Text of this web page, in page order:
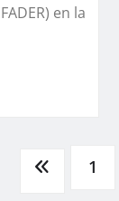
en la
1